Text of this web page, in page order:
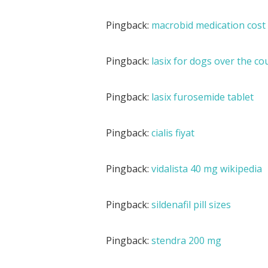
Pingback: macrobid medication cost
Pingback: lasix for dogs over the
Pingback: lasix furosemide tablet
Pingback: cialis fiyat
Pingback: vidalista 40 mg wikipedia
Pingback: sildenafil pill sizes
Pingback: stendra 200 mg